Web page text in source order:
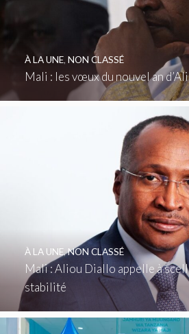
Mali : les vœux du nouvel an
À LA UNE, NON CLASSÉ
Mali : Aliou Diallo appelle à
stabilité
À LA UNE,NON CLASSÉ